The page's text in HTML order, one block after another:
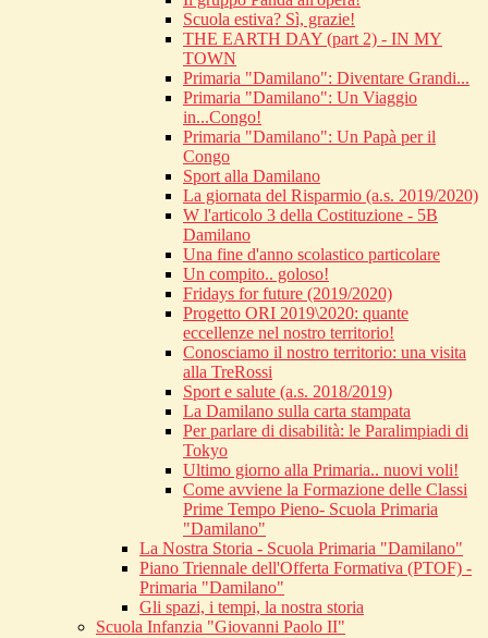
Scuola estiva? Sì, grazie!
THE EARTH DAY (part 2) - IN MY
TOWN
Primaria "Damilano": Diventare Grandi...
Primaria "Damilano": Un Viaggio
in...Congo!
Primaria "Damilano": Un Papà per il
Congo
Sport alla Damilano
La giornata del Risparmio (a.s. 2019/2020)
W l'articolo 3 della Costituzione - 5B
Damilano
Una fine d'anno scolastico particolare
Un compito.. goloso!
Fridays for future (2019/2020)
Progetto ORI 2019\2020: quante
eccellenze nel nostro territorio!
Conosciamo il nostro territorio: una visita
alla TreRossi
Sport e salute (a.s. 2018/2019)
La Damilano sulla carta stampata
Per parlare di disabilità: le Paralimpiadi di
Tokyo
Ultimo giorno alla Primaria.. nuovi voli!
Come avviene la Formazione delle Classi
Prime Tempo Pieno- Scuola Primaria
"Damilano"
La Nostra Storia - Scuola Primaria "Damilano"
Piano Triennale dell'Offerta Formativa (PTOF) -
Primaria "Damilano"
Gli spazi, i tempi, la nostra storia
Scuola Infanzia "Giovanni Paolo II"